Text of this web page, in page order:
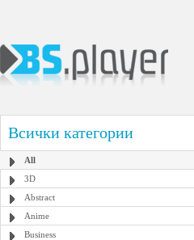
Всички категории
All
3D
Abstract
Anime
Business